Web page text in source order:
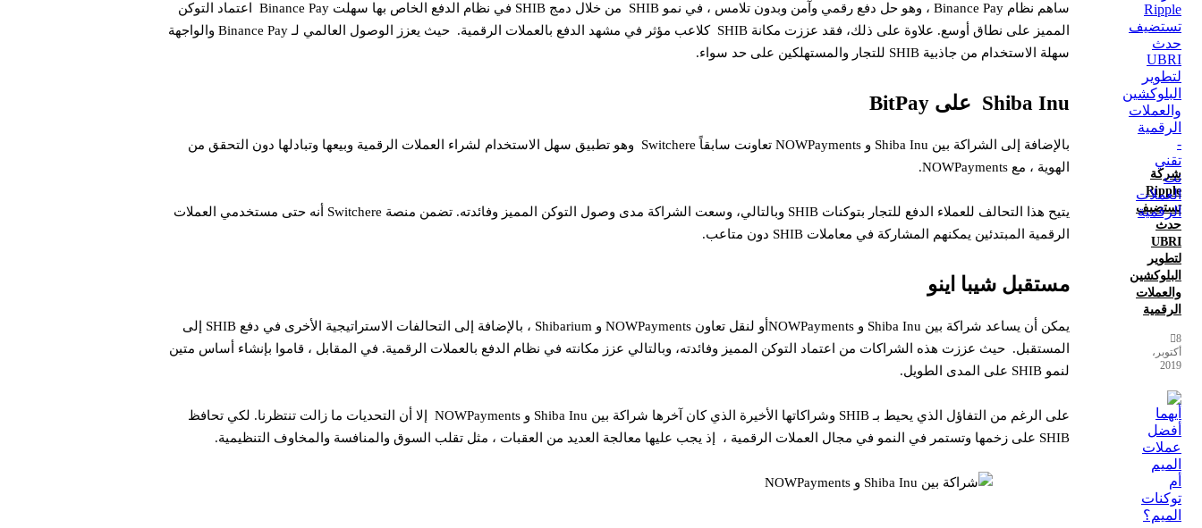
ساهم نظام Binance Pay ، وهو حل دفع رقمي وآمن وبدون تلامس ، في نمو SHIB من خلال دمج SHIB في نظام الدفع الخاص بها سهلت Binance Pay اعتماد التوكن
المميز على نطاق أوسع. علاوة على ذلك، فقد عززت مكانة SHIB كلاعب مؤثر في مشهد الدفع بالعملات الرقمية. حيث يعزز الوصول العالمي لـ Binance Pay والواجهة
سهلة الاستخدام من جاذبية SHIB للتجار والمستهلكين على حد سواء.
Shiba Inu على BitPay
بالإضافة إلى الشراكة بين Shiba Inu و NOWPayments تعاونت سابقاً Switchere وهو تطبيق سهل الاستخدام لشراء العملات الرقمية وبيعها وتبادلها دون التحقق من
الهوية ، مع NOWPayments.
يتيح هذا التحالف للعملاء الدفع للتجار بتوكنات SHIB وبالتالي، وسعت الشراكة مدى وصول التوكن المميز وفائدته. تضمن منصة Switchere أنه حتى مستخدمي العملات
الرقمية المبتدئين يمكنهم المشاركة في معاملات SHIB دون متاعب.
مستقبل شيبا اينو
يمكن أن يساعد شراكة بين Shiba Inu و NOWPaymentsأو لنقل تعاون NOWPayments و Shibarium ، بالإضافة إلى التحالفات الاستراتيجية الأخرى في دفع SHIB إلى
المستقبل. حيث عززت هذه الشراكات من اعتماد التوكن المميز وفائدته، وبالتالي عزز مكانته في نظام الدفع بالعملات الرقمية. في المقابل ، قاموا بإنشاء أساس متين
لنمو SHIB على المدى الطويل.
على الرغم من التفاؤل الذي يحيط بـ SHIB وشراكاتها الأخيرة الذي كان آخرها شراكة بين Shiba Inu و NOWPayments إلا أن التحديات ما زالت تنتظرنا. لكي تحافظ
SHIB على زخمها وتستمر في النمو في مجال العملات الرقمية ، إذ يجب عليها معالجة العديد من العقبات ، مثل تقلب السوق والمنافسة والمخاوف التنظيمية.
شركة
Ripple
تستضيف
حدث
UBRI
لتطوير
البلوكشين
والعملات
الرقمية
8
أكتوبر،
2019